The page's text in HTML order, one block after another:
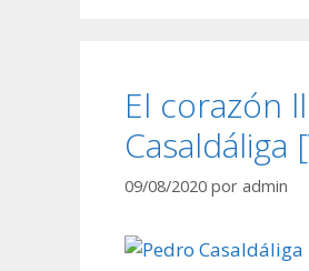
El corazón
Casaldáliga
09/08/2020 por admin